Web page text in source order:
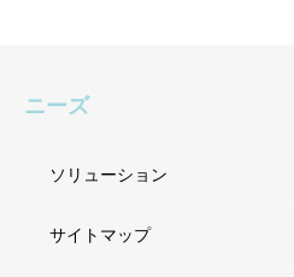
ニーズ
ソリューション
サイトマップ